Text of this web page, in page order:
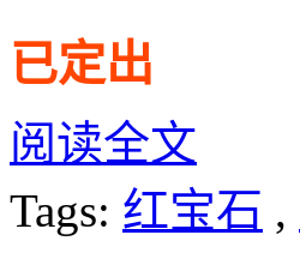
已定出
阅读全文
Tags: 红宝石 ,